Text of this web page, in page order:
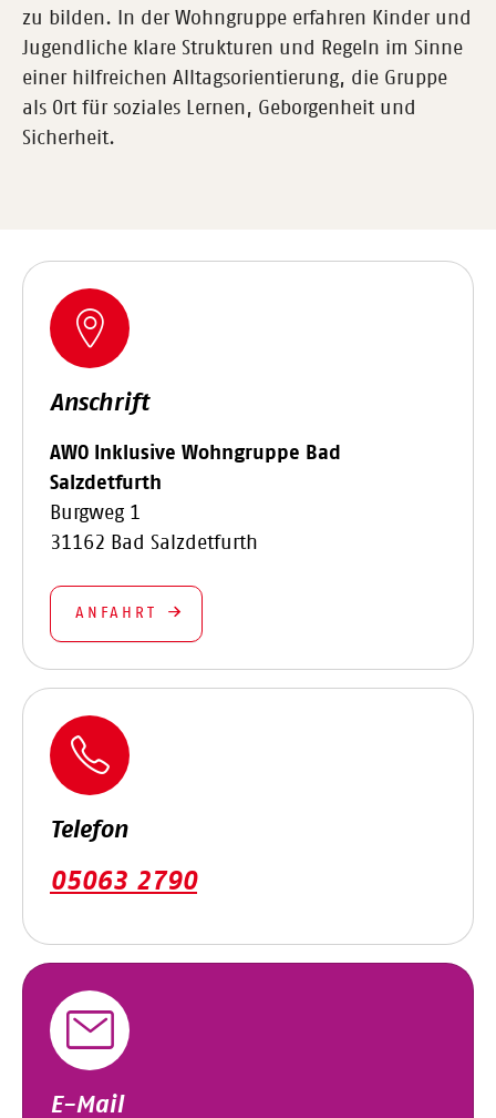
zu bilden. In der Wohngruppe erfahren Kinder und
Jugendliche klare Strukturen und Regeln im Sinne
einer hilfreichen Alltagsorientierung, die Gruppe
als Ort für soziales Lernen, Geborgenheit und
Sicherheit.
Anschrift
AWO Inklusive Wohngruppe Bad
Salzdetfurth
Burgweg 1
31162 Bad Salzdetfurth
ANFAHRT
Telefon
05063 2790
E-Mail